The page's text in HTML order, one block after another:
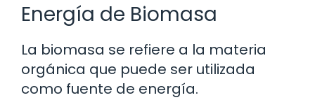
Energía de Biomasa
La biomasa se refiere a la materia
orgánica que puede ser utilizada
como fuente de energía.